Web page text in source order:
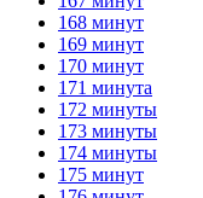
168 минут
169 минут
170 минут
171 минута
172 минуты
173 минуты
174 минуты
175 минут